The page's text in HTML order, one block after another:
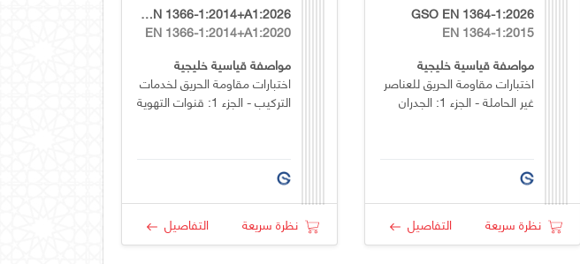
GSO EN 1364-1:2026
EN 1364-1:2015
مواصفة قياسية خليجية
اختبارات مقاومة الحريق للعناصر
غير الحاملة - الجزء 1: الجدران
نظرة سريعة التفاصيل
GSO EN 1366-1:2014+A1:2026
EN 1366-1:2014+A1:2020
مواصفة قياسية خليجية
اختبارات مقاومة الحريق لخدمات
التركيب - الجزء 1: قنوات التهوية
نظرة سريعة التفاصيل